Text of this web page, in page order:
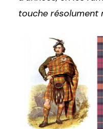
touche résolument